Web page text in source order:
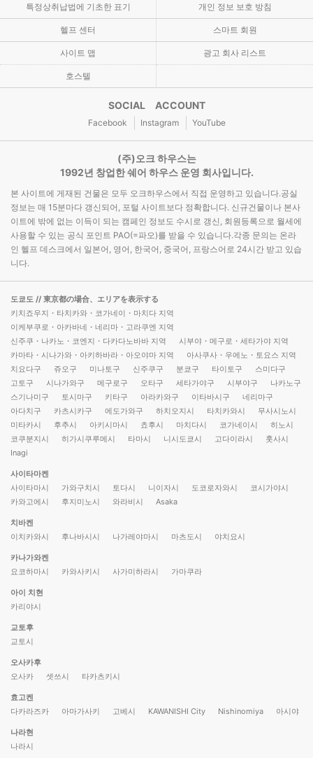
특정상취납법에 기초한 표기 개인 정보 보호 방침
헬프 센터 스마트 회원
사이트 맵 광고 회사 리스트
호스텔
SOCIAL ACCOUNT
Facebook Instagram YouTube
(주)오크 하우스는
1992년 창업한 쉐어 하우스 운영 회사입니다.
본 사이트에 게재된 건물은 모두 오크하우스에서 직접 운영하고 있습니다.공실
정보는 매 15분마다 갱신되어, 포털 사이트보다 정확합니다. 신규건물이나 본사
이트에 밖에 없는 이득이 되는 캠페인 정보도 수시로 갱신, 회원등록으로 월세에
사용할 수 있는 공식 포인트 PAO(=파오)를 받을 수 있습니다.각종 문의는 온라
인 헬프 데스크에서 일본어, 영어, 한국어, 중국어, 프랑스어로 24시간 받고 있습
니다.
도쿄도 // 東京都の場合、エリアを表示する
키치죠우지・타치카와・코가네이・마치다 지역
이케부쿠로・아카바네・네리마・고라쿠엔 지역
신주쿠・나카노・코엔지・다카다노바바 지역
시부야・메구로・세타가야 지역
카마타・시나가와・아키하바라・아오야마 지역
아사쿠사・우에노・토요스 지역
치요다구
쥬오구 미나토구 신주쿠구 분쿄구 타이토구
스미다구
고토구
시나가와구 메구로구 오타구 세타가야구 시부야구
나카노구
스기나미구
토시마구 키타구 아라카와구 이타바시구
네리마구
아다치구
카츠시카구 에도가와구 하치오지시 타치카와시
무사시노시
미타카시
후추시 아키시마시 쵸후시 마치다시 코가네이시
히노시
코쿠분지시
히가시쿠루메시 타마시 니시도쿄시 고다이라시
훗사시
Inagi
사이타마켄
사이타마시
가와구치시 토다시 니이자시 도코로자와시
코시가야시
카와고에시
후지미노시 와라비시 Asaka
치바켄
이치카와시
후나바시시 나가레야마시 마츠도시 야치요시
카나가와켄
요코하마시
카와사키시 사가미하라시 가마쿠라
아이 치현
카리야시
교토후
교토시
오사카후
오사카
셋쓰시 타카츠키시
효고켄
다카라즈카
아마가사키 고베시 KAWANISHI City Nishinomiya 아시야
나라현
나라시